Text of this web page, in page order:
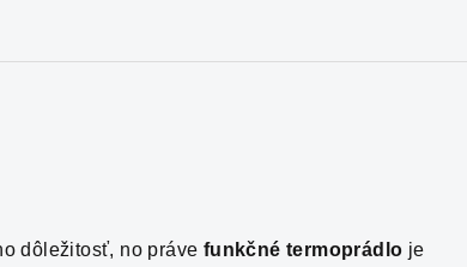
dôležitosť, no práve funkčné termoprádlo je